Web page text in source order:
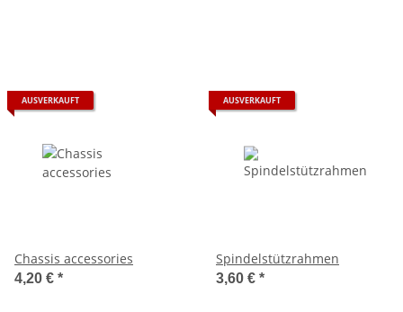
AUSVERKAUFT
Chassis accessories
4,20 € *
AUSVERKAUFT
Spindelstützrahmen
3,60 € *